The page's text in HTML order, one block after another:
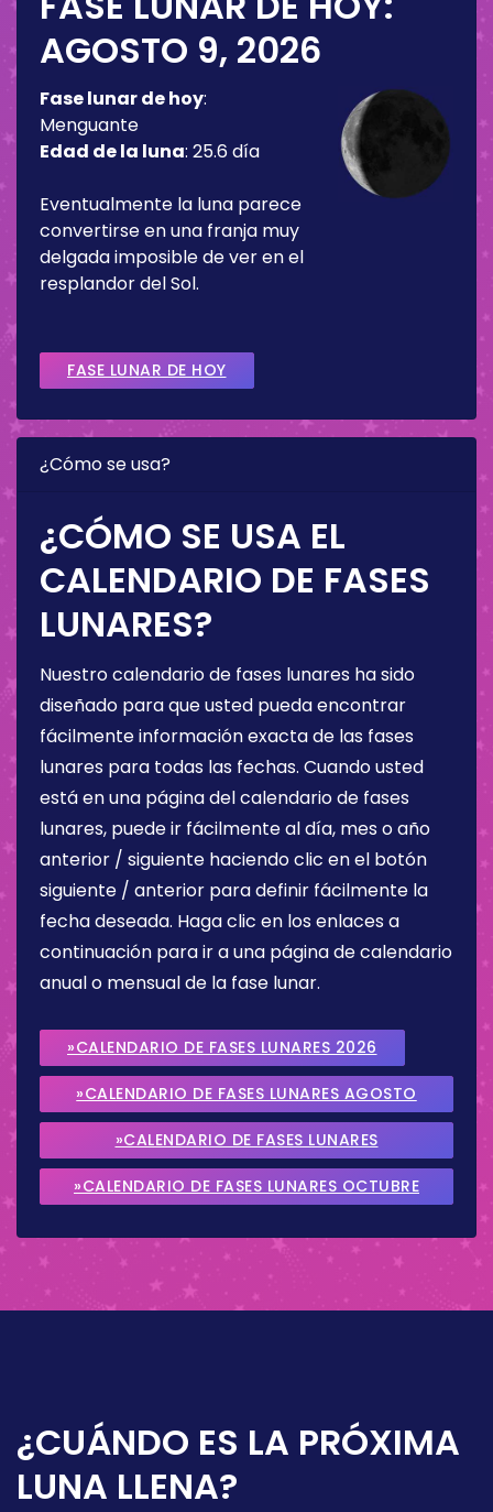
AGOSTO 9, 2026
Fase lunar de hoy:
Menguante
Edad de la luna: 25.6 día
Eventualmente la luna parece
convertirse en una franja muy
delgada imposible de ver en el
resplandor del Sol.
FASE LUNAR DE HOY
¿Cómo se usa?
¿CÓMO SE USA EL
CALENDARIO DE FASES
LUNARES?
Nuestro calendario de fases lunares ha sido
diseñado para que usted pueda encontrar
fácilmente información exacta de las fases
lunares para todas las fechas. Cuando usted
está en una página del calendario de fases
lunares, puede ir fácilmente al día, mes o año
anterior / siguiente haciendo clic en el botón
siguiente / anterior para definir fácilmente la
fecha deseada. Haga clic en los enlaces a
continuación para ir a una página de calendario
anual o mensual de la fase lunar.
»CALENDARIO DE FASES LUNARES 2026
»CALENDARIO DE FASES LUNARES AGOSTO
2026
»CALENDARIO DE FASES LUNARES
SEPTIEMBRE 2026
»CALENDARIO DE FASES LUNARES OCTUBRE
¿CUÁNDO ES LA PRÓXIMA
LUNA LLENA?